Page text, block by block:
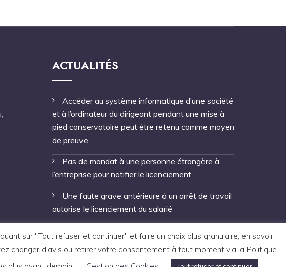
ACTUALITÉS
Accéder au système informatique d’une société
et à l’ordinateur du dirigeant pendant une mise à
pied conservatoire peut être retenu comme moyen
de preuve
Pas de mandat à une personne étrangère à
l’entreprise pour notifier le licenciement
Une faute grave antérieure à un arrêt de travail
autorise le licenciement du salarié
sur "Tout refuser et continuer" et faire un choix plus granulaire, en savoir
changer d'avis ou retirer votre consentement à tout moment via la Politique